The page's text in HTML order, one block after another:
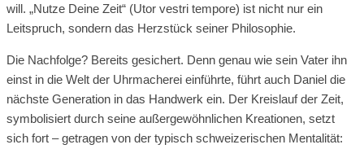
will. „Nutze Deine Zeit“ (Utor vestri tempore) ist nicht nur ein
Leitspruch, sondern das Herzstück seiner Philosophie.
Die Nachfolge? Bereits gesichert. Denn genau wie sein Vater ihn
einst in die Welt der Uhrmacherei einführte, führt auch Daniel die
nächste Generation in das Handwerk ein. Der Kreislauf der Zeit,
symbolisiert durch seine außergewöhnlichen Kreationen, setzt
sich fort – getragen von der typisch schweizerischen Mentalität: